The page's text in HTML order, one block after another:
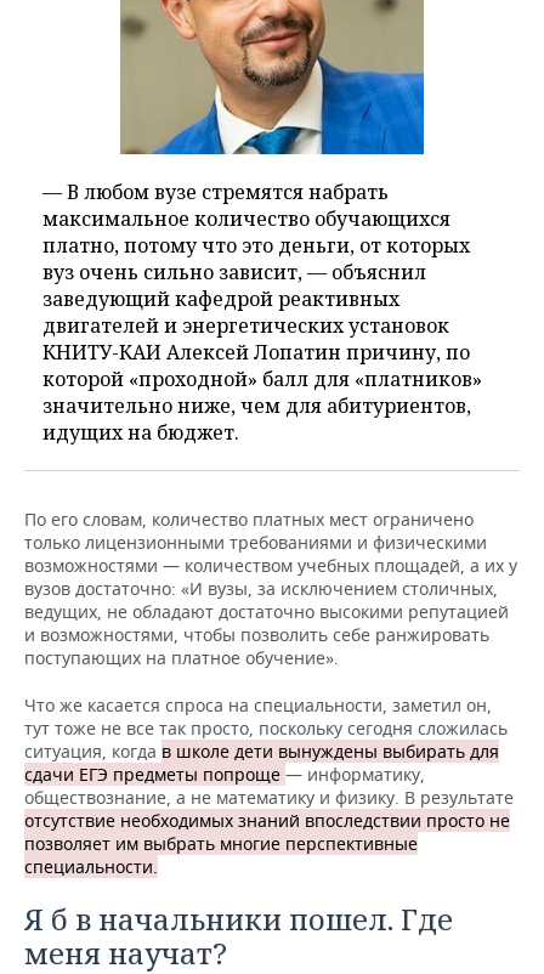
— В любом вузе стремятся набрать
максимальное количество обучающихся
платно, потому что это деньги, от которых
вуз очень сильно зависит, — объяснил
заведующий кафедрой реактивных
двигателей и энергетических установок
КНИТУ-КАИ Алексей Лопатин причину, по
которой «проходной» балл для «платников»
значительно ниже, чем для абитуриентов,
идущих на бюджет.
По его словам, количество платных мест ограничено
только лицензионными требованиями и физическими
возможностями — количеством учебных площадей, а их у
вузов достаточно: «И вузы, за исключением столичных,
ведущих, не обладают достаточно высокими репутацией
и возможностями, чтобы позволить себе ранжировать
поступающих на платное обучение».
Что же касается спроса на специальности, заметил он,
тут тоже не все так просто, поскольку сегодня сложилась
ситуация, когда в школе дети вынуждены выбирать для
сдачи ЕГЭ предметы попроще — информатику,
обществознание, а не математику и физику. В результате
отсутствие необходимых знаний впоследствии просто не
позволяет им выбрать многие перспективные
специальности.
Я б в начальники пошел. Где
меня научат?